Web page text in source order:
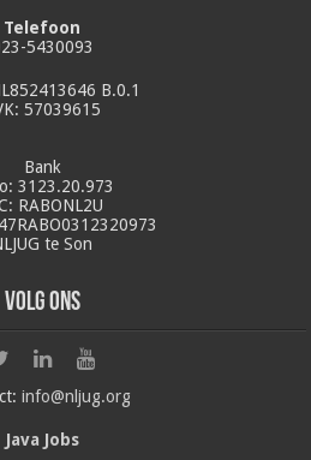
Telefoon
5430093
B.0.1
57039615
Bank
3123.20.973
RABONL2U
te Son
Volg ons
info@nljug.org
Java Jobs